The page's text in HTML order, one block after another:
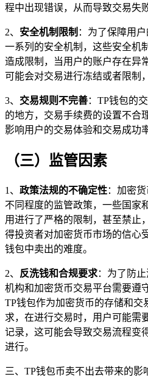
程中出现错误，从而导致交易失败
2、 安全机制限制 ：为了保障用
一系列的安全机制，这些安全机
造成限制，当用户的账户存在异
可能会对交易进行冻结或者限制
3、 交易规则不完善：TP钱包的
的地方，交易手续费的设置不合
影响用户的交易体验和交易成功率
（三）监管因素
1、 政策法规的不确定性：加密
不同程度的监管政策，一些国家
用进行了严格的限制，甚至禁止
得投资者对加密货币市场的信心
钱包中卖出的难度。
2、 反洗钱和合规要求：为了防
机构和加密货币交易平台需要遵
TP钱包作为加密货币的存储和交
求，在进行交易时，用户可能需
记录，这可能会导致交易流程变
进行。
三、TP钱包币卖不出去带来的影